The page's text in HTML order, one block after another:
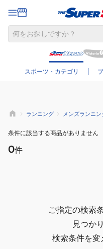
スポーツ・カテゴリ
ランニング メンズランニ
条件に該当する商品がありません
0件
ご指定の検索
見つか
検索条件を変